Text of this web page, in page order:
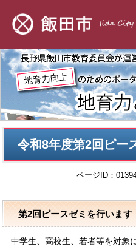
先
で
を
ば
て
本
令和8年度第2回ピー
ページID：
第2回ピースゼミを行います
中学生、高校生、若者等を対象